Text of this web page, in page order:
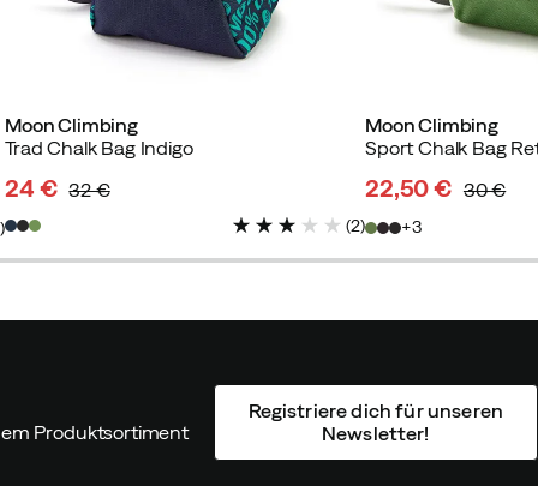
)
Moon Climbing
Trad Chalk Bag Indigo
discounted
price
24 €
original
price
32 €
(2)
Moon Climbing
Sport Chalk Bag
price
22,50 €
price
30 €
3
Produktsortiment
Registriere dich für unseren
Newsletter!